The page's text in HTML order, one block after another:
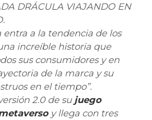
DRÁCULA VIAJANDO EN
entra a la tendencia de los
increíble historia que
sus consumidores y en
de la marca y su
en el tiempo”.
2.0 de su juego
y llega con tres